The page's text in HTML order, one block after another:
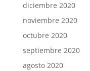
diciembre 2020
noviembre 2020
octubre 2020
septiembre 2020
agosto 2020